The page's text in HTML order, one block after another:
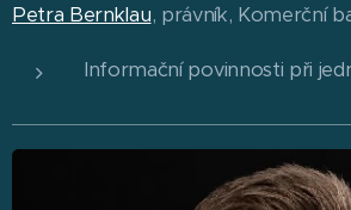
Petra Bernklau, právník, Komerční
Informační povinnosti při